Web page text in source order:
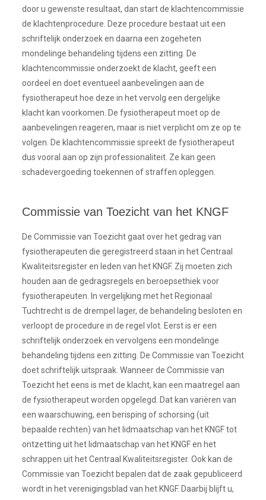
door u gewenste resultaat, dan start de klachtencommissie
de klachtenprocedure. Deze procedure bestaat uit een
schriftelijk onderzoek en daarna een zogeheten
mondelinge behandeling tijdens een zitting. De
klachtencommissie onderzoekt de klacht, geeft een
oordeel en doet eventueel aanbevelingen aan de
fysiotherapeut hoe deze in het vervolg een dergelijke
klacht kan voorkomen. De fysiotherapeut moet op de
aanbevelingen reageren, maar is niet verplicht om ze op te
volgen. De klachtencommissie spreekt de fysiotherapeut
dus vooral aan op zijn professionaliteit. Ze kan geen
schadevergoeding toekennen of straffen opleggen.
Commissie van Toezicht van het KNGF
De Commissie van Toezicht gaat over het gedrag van
fysiotherapeuten die geregistreerd staan in het Centraal
Kwaliteitsregister en leden van het KNGF. Zij moeten zich
houden aan de gedragsregels en beroepsethiek voor
fysiotherapeuten. In vergelijking met het Regionaal
Tuchtrecht is de drempel lager, de behandeling besloten en
verloopt de procedure in de regel vlot. Eerst is er een
schriftelijk onderzoek en vervolgens een mondelinge
behandeling tijdens een zitting. De Commissie van Toezicht
doet schriftelijk uitspraak. Wanneer de Commissie van
Toezicht het eens is met de klacht, kan een maatregel aan
de fysiotherapeut worden opgelegd. Dat kan variëren van
een waarschuwing, een berisping of schorsing (uit
bepaalde rechten) van het lidmaatschap van het KNGF tot
ontzetting uit het lidmaatschap van het KNGF en het
schrappen uit het Centraal Kwaliteitsregister. Ook kan de
Commissie van Toezicht bepalen dat de zaak gepubliceerd
wordt in het verenigingsblad van het KNGF. Daarbij blijft u,